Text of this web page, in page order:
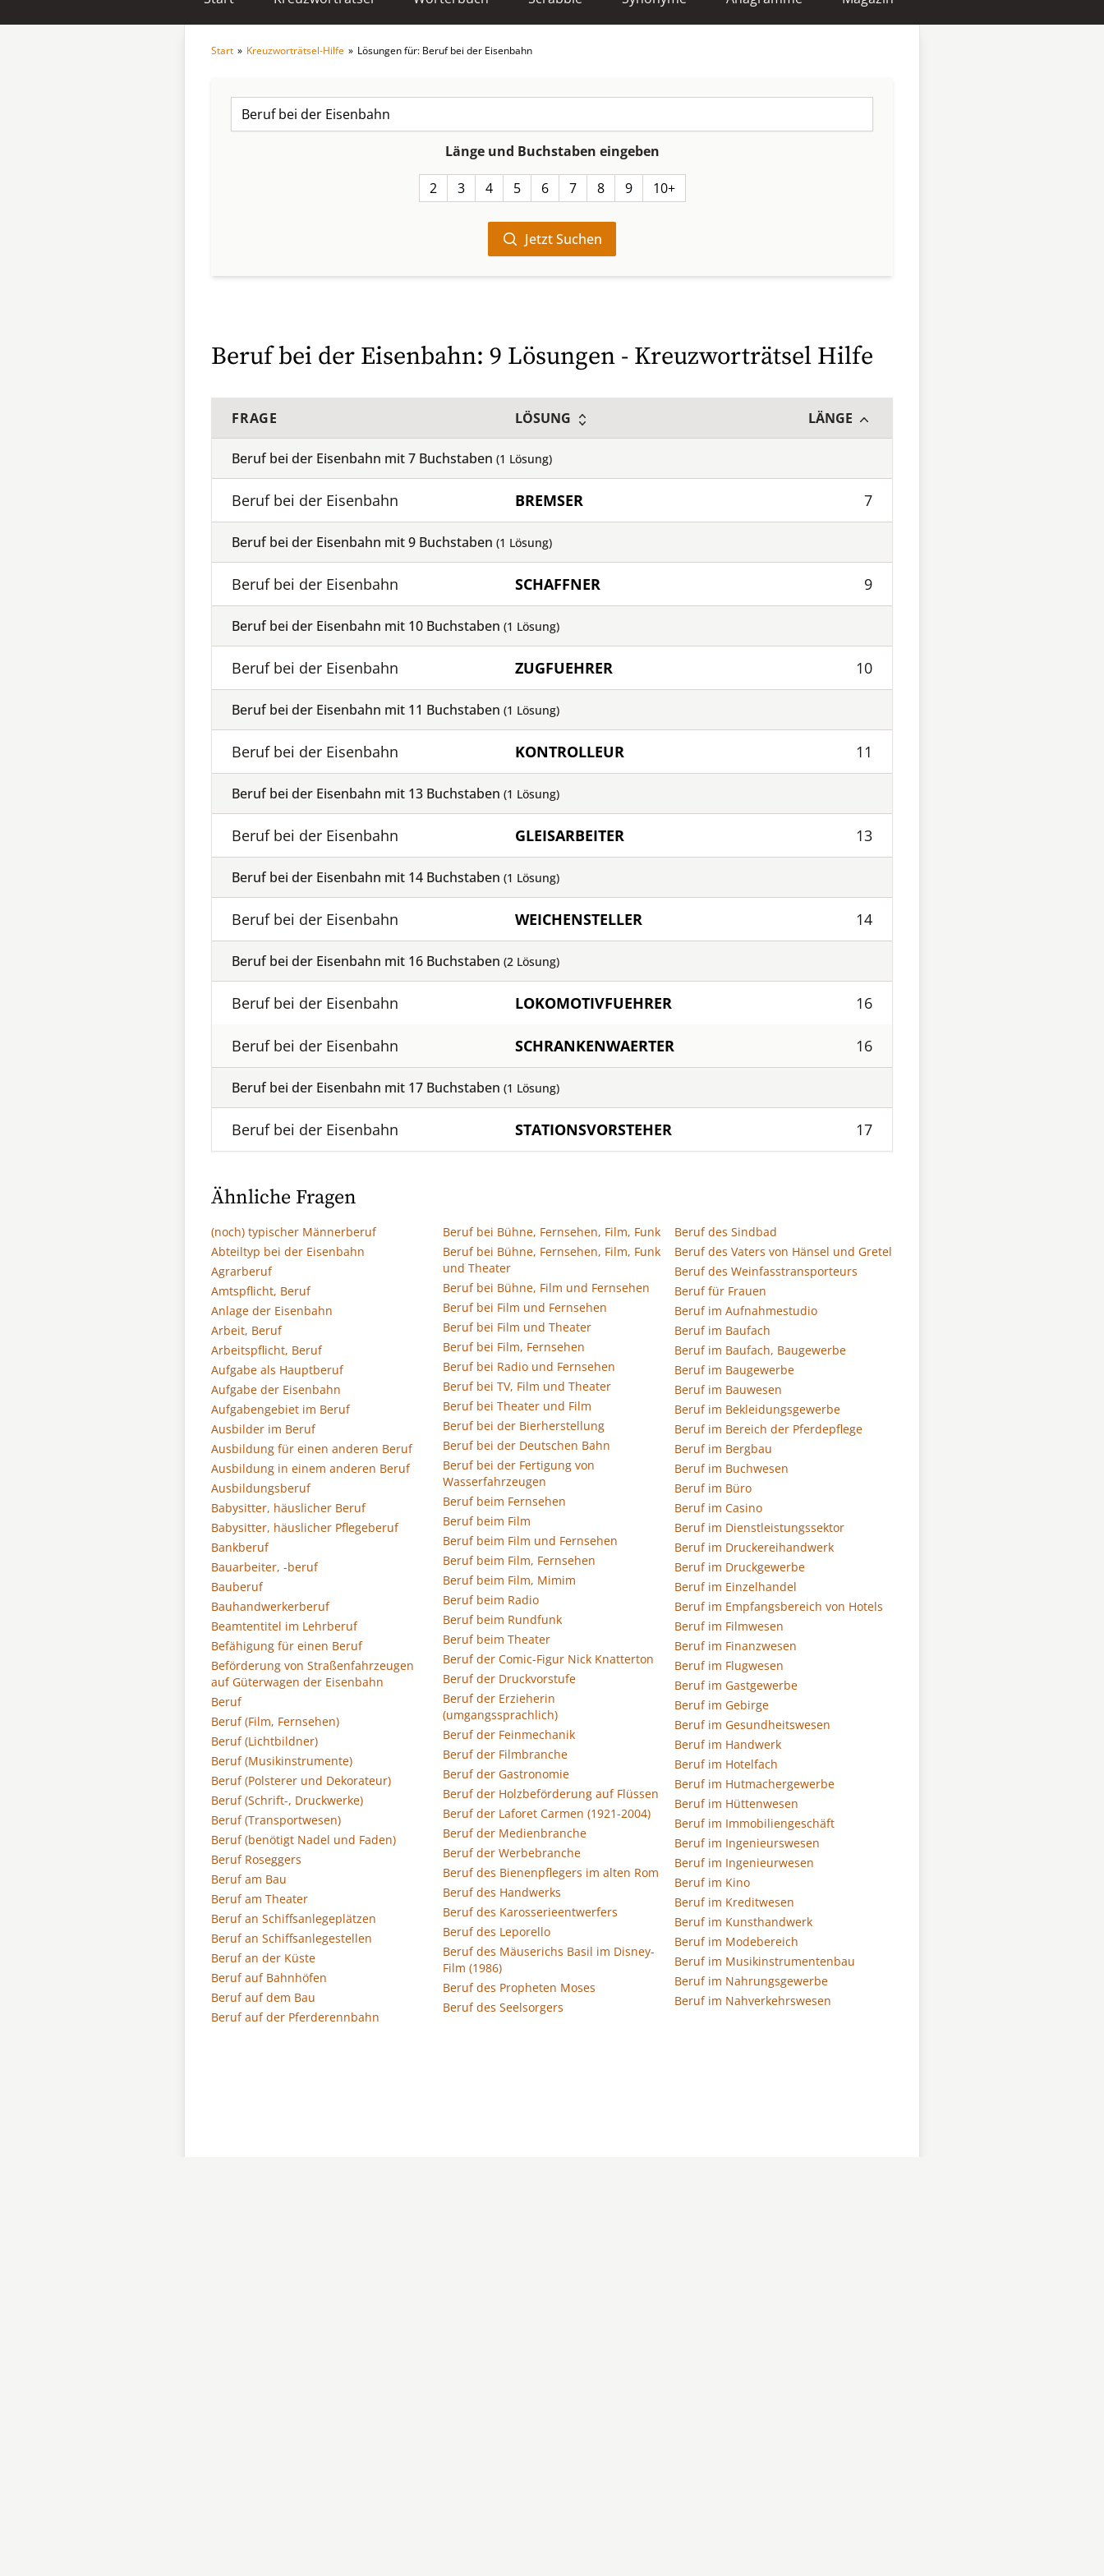
Start » Kreuzworträtsel-Hilfe » Lösungen für: Beruf bei der Eisenbahn
Länge und Buchstaben eingeben
2 3 4 5 6 7 8 9 10+
Jetzt Suchen
Beruf bei der Eisenbahn: 9 Lösungen - Kreuzworträtsel Hilfe
FRAGE LÖSUNG LÄNGE
Beruf bei der Eisenbahn mit7 Buchstaben (1 Lösung)
Beruf bei der Eisenbahn BREMSER 7
Beruf bei der Eisenbahn mit9 Buchstaben (1 Lösung)
Beruf bei der Eisenbahn SCHAFFNER 9
Beruf bei der Eisenbahn mit 10 Buchstaben (1 Lösung)
Beruf bei der Eisenbahn ZUGFUEHRER 10
Beruf bei der Eisenbahn mit 11 Buchstaben (1 Lösung)
Beruf bei der Eisenbahn KONTROLLEUR 11
Beruf bei der Eisenbahn mit 13 Buchstaben (1 Lösung)
Beruf bei der Eisenbahn GLEISARBEITER 13
Beruf bei der Eisenbahn mit 14 Buchstaben (1 Lösung)
Beruf bei der Eisenbahn WEICHENSTELLER 14
Beruf bei der Eisenbahn mit 16 Buchstaben (2 Lösung)
Beruf bei der Eisenbahn LOKOMOTIVFUEHRER 16
Beruf bei der Eisenbahn SCHRANKENWAERTER 16
Beruf bei der Eisenbahn mit 17 Buchstaben (1 Lösung)
Beruf bei der Eisenbahn STATIONSVORSTEHER 17
Ähnliche Fragen
(noch) typischer Männerberuf
Abteiltyp bei der Eisenbahn
Agrarberuf
Amtspflicht, Beruf
Anlage der Eisenbahn
Arbeit, Beruf
Arbeitspflicht, Beruf
Aufgabe als Hauptberuf
Aufgabe der Eisenbahn
Aufgabengebiet im Beruf
Ausbilder im Beruf
Ausbildung für einen anderen Beruf
Ausbildung in einem anderen Beruf
Ausbildungsberuf
Babysitter, häuslicher Beruf
Babysitter, häuslicher Pflegeberuf
Bankberuf
Bauarbeiter, -beruf
Bauberuf
Bauhandwerkerberuf
Beamtentitel im Lehrberuf
Befähigung für einen Beruf
Beförderung von Straßenfahrzeugen
auf Güterwagen der Eisenbahn
Beruf
Beruf (Film, Fernsehen)
Beruf (Lichtbildner)
Beruf (Musikinstrumente)
Beruf (Polsterer und Dekorateur)
Beruf (Schrift-, Druckwerke)
Beruf (Transportwesen)
Beruf (benötigt Nadel und Faden)
Beruf Roseggers
Beruf am Bau
Beruf am Theater
Beruf an Schiffsanlegeplätzen
Beruf an Schiffsanlegestellen
Beruf an der Küste
Beruf auf Bahnhöfen
Beruf auf dem Bau
Beruf auf der Pferderennbahn
Beruf bei Bühne, Fernsehen, Film, Funk
Beruf bei Bühne, Fernsehen, Film, Funk
und Theater
Beruf bei Bühne, Film und Fernsehen
Beruf bei Film und Fernsehen
Beruf bei Film und Theater
Beruf bei Film, Fernsehen
Beruf bei Radio und Fernsehen
Beruf bei TV, Film und Theater
Beruf bei Theater und Film
Beruf bei der Bierherstellung
Beruf bei der Deutschen Bahn
Beruf bei der Fertigung von
Wasserfahrzeugen
Beruf beim Fernsehen
Beruf beim Film
Beruf beim Film und Fernsehen
Beruf beim Film, Fernsehen
Beruf beim Film, Mimim
Beruf beim Radio
Beruf beim Rundfunk
Beruf beim Theater
Beruf der Comic-Figur Nick Knatterton
Beruf der Druckvorstufe
Beruf der Erzieherin
(umgangssprachlich)
Beruf der Feinmechanik
Beruf der Filmbranche
Beruf der Gastronomie
Beruf der Holzbeförderung auf Flüssen
Beruf der Laforet Carmen (1921-2004)
Beruf der Medienbranche
Beruf der Werbebranche
Beruf des Bienenpflegers im alten Rom
Beruf des Handwerks
Beruf des Karosserieentwerfers
Beruf des Leporello
Beruf des Mäuserichs Basil im Disney-
Film (1986)
Beruf des Propheten Moses
Beruf des Seelsorgers
Beruf des Sindbad
Beruf des Vaters von Hänsel und Gretel
Beruf des Weinfasstransporteurs
Beruf für Frauen
Beruf im Aufnahmestudio
Beruf im Baufach
Beruf im Baufach, Baugewerbe
Beruf im Baugewerbe
Beruf im Bauwesen
Beruf im Bekleidungsgewerbe
Beruf im Bereich der Pferdepflege
Beruf im Bergbau
Beruf im Buchwesen
Beruf im Büro
Beruf im Casino
Beruf im Dienstleistungssektor
Beruf im Druckereihandwerk
Beruf im Druckgewerbe
Beruf im Einzelhandel
Beruf im Empfangsbereich von Hotels
Beruf im Filmwesen
Beruf im Finanzwesen
Beruf im Flugwesen
Beruf im Gastgewerbe
Beruf im Gebirge
Beruf im Gesundheitswesen
Beruf im Handwerk
Beruf im Hotelfach
Beruf im Hutmachergewerbe
Beruf im Hüttenwesen
Beruf im Immobiliengeschäft
Beruf im Ingenieurswesen
Beruf im Ingenieurwesen
Beruf im Kino
Beruf im Kreditwesen
Beruf im Kunsthandwerk
Beruf im Modebereich
Beruf im Musikinstrumentenbau
Beruf im Nahrungsgewerbe
Beruf im Nahverkehrswesen